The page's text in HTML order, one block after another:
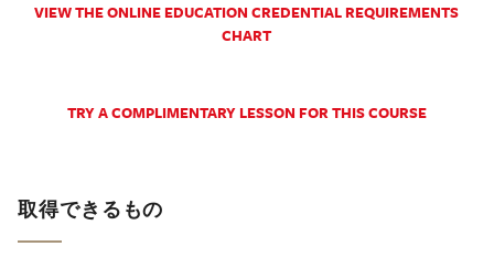
VIEW THE ONLINE EDUCATION CREDENTIAL REQUIREMENTS
CHART
TRY A COMPLIMENTARY LESSON FOR THIS COURSE
取得できるもの